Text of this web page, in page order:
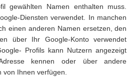
gewählten Namen enthalten muss.
Diensten verwendet. In manchen
einen anderen Namen ersetzen, den
über Ihr Google-Konto verwendet
Profils kann Nutzern angezeigt
kennen oder über andere
Ihnen verfügen.